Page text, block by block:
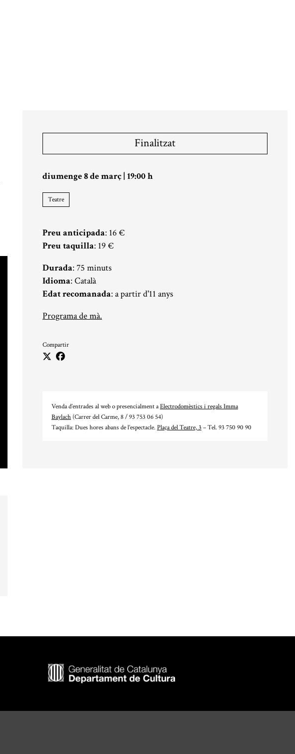
Finalitzat
diumenge 8 de març| 19:00 h
Teatre
Preu anticipada: 16 €
Preu taquilla: 19 €
Durada: 75 minuts
Idioma: Català
Edat recomanada: a partir d'11 anys
Programa de mà.
Compartir
Venda d’entrades al web o presencialment aElectrodomèstics i regals Imma
Baylach(Carrer del Carme, 8 / 93 753 06 54)
Taquilla: Dues hores abans de l’espectacle.Plaça del Teatre, 3 – Tel. 93 750 90 90